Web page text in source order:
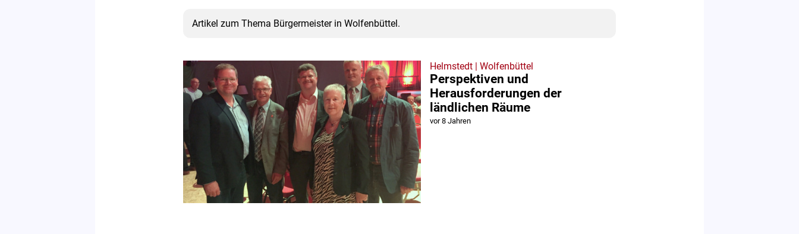
Artikel zum Thema Bürgermeister in Wolfenbüttel.
Helmstedt | Wolfenbüttel
Perspektiven und
Herausforderungen der
ländlichen Räume
vor 8 Jahren